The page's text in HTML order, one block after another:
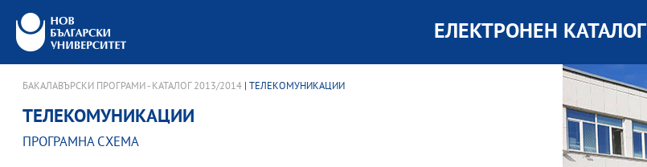
ЕЛЕКТРОНЕН КАТАЛОГ
БАКАЛАВЪРСКИ ПРОГРАМИ - КАТАЛОГ 2013/2014 | ТЕЛЕКОМУНИКАЦИИ
ТЕЛЕКОМУНИКАЦИИ
ПРОГРАМНА СХЕМА